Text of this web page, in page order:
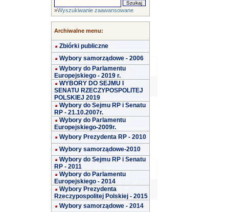
»Wyszukiwanie zaawansowane
Archiwalne menu:
Zbiórki publiczne
Wybory samorządowe - 2006
Wybory do Parlamentu
Europejskiego - 2019 r.
WYBORY DO SEJMU I
SENATU RZECZYPOSPOLITEJ
POLSKIEJ 2019
Wybory do Sejmu RP i Senatu
RP - 21.10.2007r.
Wybory do Parlamentu
Europejskiego-2009r.
Wybory Prezydenta RP - 2010
Wybory samorządowe-2010
Wybory do Sejmu RP i Senatu
RP - 2011
Wybory do Parlamentu
Europejskiego - 2014
Wybory Prezydenta
Rzeczypospolitej Polskiej - 2015
Wybory samorządowe - 2014